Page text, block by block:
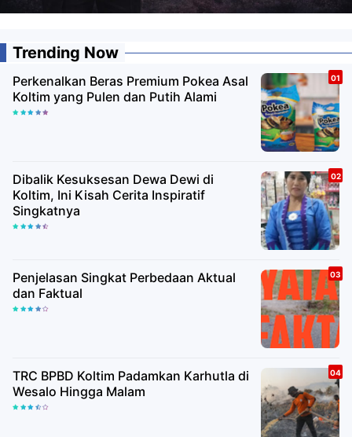
Trending Now
Perkenalkan Beras Premium Pokea Asal
Koltim yang Pulen dan Putih Alami
Dibalik Kesuksesan Dewa Dewi di
Koltim, Ini Kisah Cerita Inspiratif
Singkatnya
Penjelasan Singkat Perbedaan Aktual
dan Faktual
TRC BPBD Koltim Padamkan Karhutla di
Wesalo Hingga Malam